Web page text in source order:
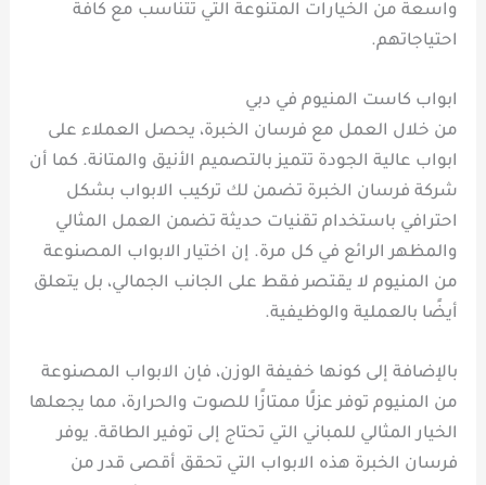
واسعة من الخيارات المتنوعة التي تتناسب مع كافة
احتياجاتهم.
ابواب كاست المنيوم في دبي
من خلال العمل مع فرسان الخبرة، يحصل العملاء على
ابواب عالية الجودة تتميز بالتصميم الأنيق والمتانة. كما أن
شركة فرسان الخبرة تضمن لك تركيب الابواب بشكل
احترافي باستخدام تقنيات حديثة تضمن العمل المثالي
والمظهر الرائع في كل مرة. إن اختيار الابواب المصنوعة
من المنيوم لا يقتصر فقط على الجانب الجمالي، بل يتعلق
أيضًا بالعملية والوظيفية.
بالإضافة إلى كونها خفيفة الوزن، فإن الابواب المصنوعة
من المنيوم توفر عزلًا ممتازًا للصوت والحرارة، مما يجعلها
الخيار المثالي للمباني التي تحتاج إلى توفير الطاقة. يوفر
فرسان الخبرة هذه الابواب التي تحقق أقصى قدر من